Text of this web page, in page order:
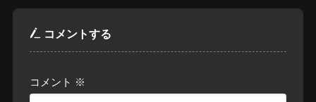
コメントする
コメント ※